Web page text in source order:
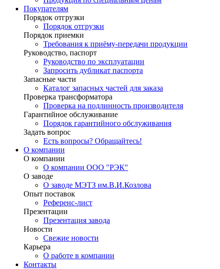
Покупателям
Порядок отгрузки
Порядок отгрузки
Порядок приемки
Требования к приёму-передачи продукции
Руководство, паспорт
Руководство по эксплуатации
Запросить дубликат паспорта
Запасные части
Каталог запасных частей для заказа
Проверка трансформатора
Проверка на подлинность производителя
Гарантийное обслуживание
Порядок гарантийного обслуживания
Задать вопрос
Есть вопросы? Обращайтесь!
О компании
О компании
О компании ООО "РЭК"
О заводе
О заводе МЭТЗ им.В.И.Козлова
Опыт поставок
Референс-лист
Презентации
Презентация завода
Новости
Свежие новости
Карьера
О работе в компании
Контакты